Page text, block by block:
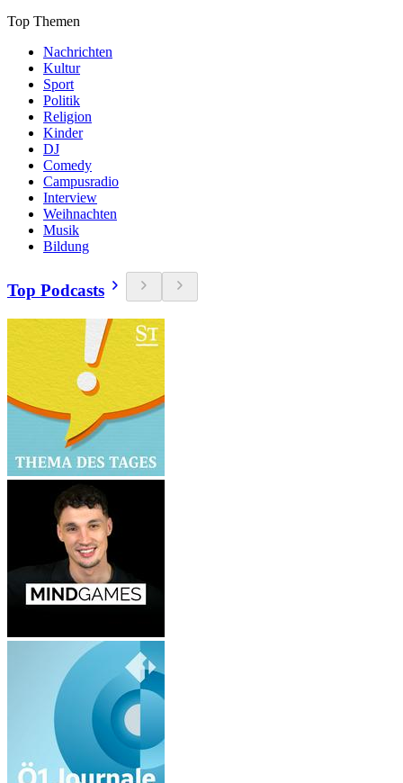
Top Themen
Nachrichten
Kultur
Sport
Politik
Religion
Kinder
DJ
Comedy
Campusradio
Interview
Weihnachten
Musik
Bildung
Top Podcasts